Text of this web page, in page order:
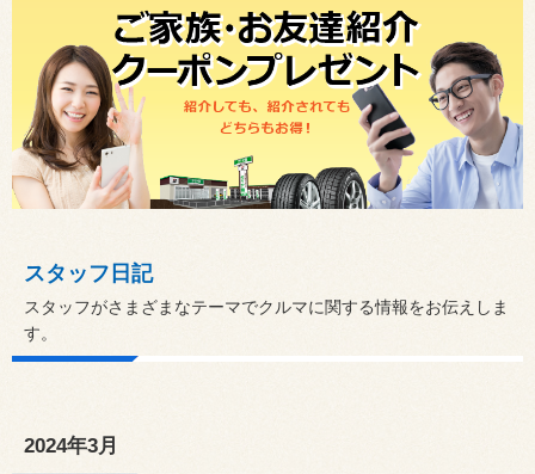
スタッフ日記
スタッフがさまざまなテーマでクルマに関する情報をお伝えしま
す。
2024年3月